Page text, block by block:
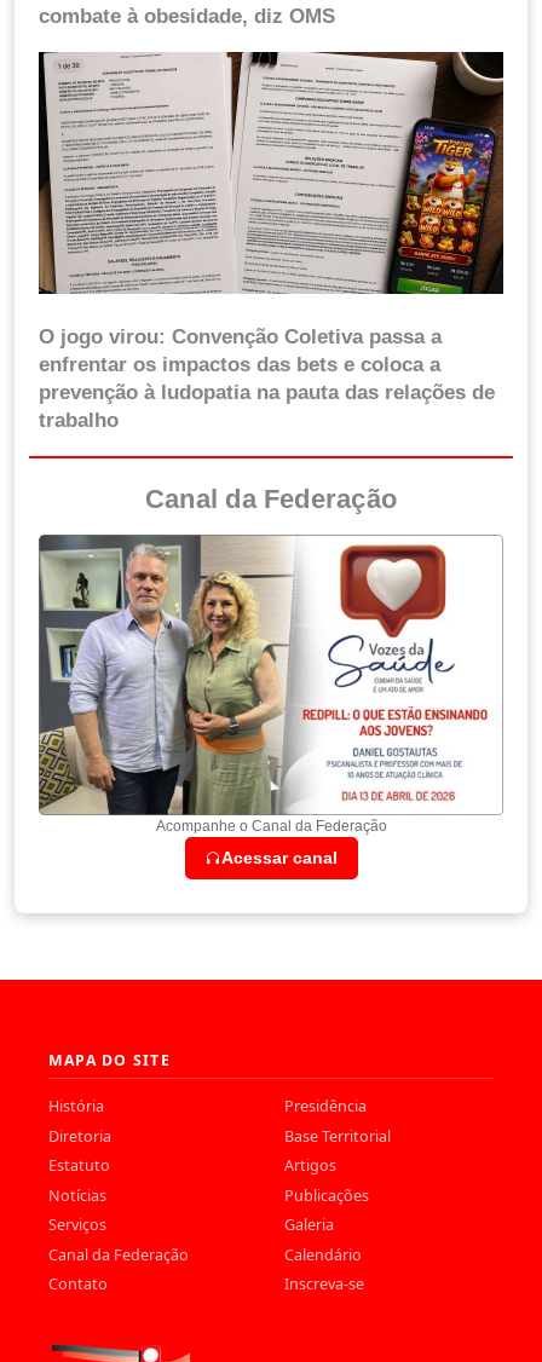
combate à obesidade, diz OMS
O jogo virou: Convenção Coletiva passa a
enfrentar os impactos das bets e coloca a
prevenção à ludopatia na pauta das relações de
trabalho
Canal da Federação
Acompanhe o Canal da Federação
Acessar canal
MAPA DO SITE
História
Presidência
Diretoria
Base Territorial
Estatuto
Artigos
Notícias
Publicações
Serviços
Galeria
Canal da Federação
Calendário
Contato
Inscreva-se